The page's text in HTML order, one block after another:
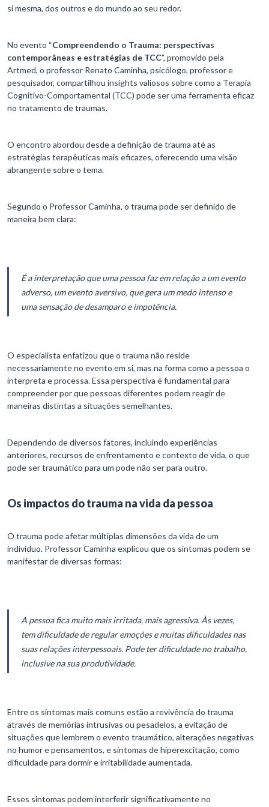
si mesma, dos outros e do mundo ao seu redor.
No evento “Compreendendo o Trauma: perspectivas
contemporâneas e estratégias de TCC”, promovido pela
Artmed, o professor Renato Caminha, psicólogo, professor e
pesquisador, compartilhou insights valiosos sobre como a Terapia
Cognitivo-Comportamental (TCC) pode ser uma ferramenta eficaz
no tratamento de traumas.
O encontro abordou desde a definição de trauma até as
estratégias terapêuticas mais eficazes, oferecendo uma visão
abrangente sobre o tema.
Segundo o Professor Caminha, o trauma pode ser definido de
maneira bem clara:
É a interpretação que uma pessoa faz em relação a um evento
adverso, um evento aversivo, que gera um medo intenso e
uma sensação de desamparo e impotência.
O especialista enfatizou que o trauma não reside
necessariamente no evento em si, mas na forma como a pessoa o
interpreta e processa. Essa perspectiva é fundamental para
compreender por que pessoas diferentes podem reagir de
maneiras distintas a situações semelhantes.
Dependendo de diversos fatores, incluindo experiências
anteriores, recursos de enfrentamento e contexto de vida, o que
pode ser traumático para um pode não ser para outro.
Os impactos do trauma na vida da pessoa
O trauma pode afetar múltiplas dimensões da vida de um
indivíduo. Professor Caminha explicou que os sintomas podem se
manifestar de diversas formas:
A pessoa fica muito mais irritada, mais agressiva. Às vezes,
tem dificuldade de regular emoções e muitas dificuldades nas
suas relações interpessoais. Pode ter dificuldade no trabalho,
inclusive na sua produtividade.
Entre os sintomas mais comuns estão a revivência do trauma
através de memórias intrusivas ou pesadelos, a evitação de
situações que lembrem o evento traumático, alterações negativas
no humor e pensamentos, e sintomas de hiperexcitação, como
dificuldade para dormir e irritabilidade aumentada.
Esses sintomas podem interferir significativamente no